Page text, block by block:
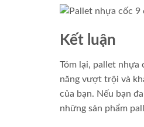
Kết luận
Tóm lại, pallet nhựa
năng vượt trội và
của bạn. Nếu bạn
những sản phẩm